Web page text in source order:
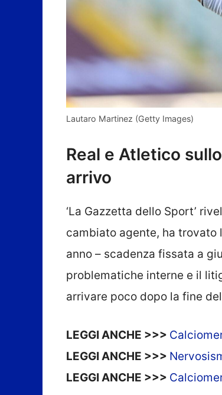
Lautaro Martinez (Getty Images)
Real e Atletico
arrivo
‘La Gazzetta dello Sport’
cambiato agente, ha trovato
anno – scadenza fissata a
problematiche interne e il
arrivare poco dopo la fine
LEGGI ANCHE >>>
LEGGI ANCHE >>>
LEGGI ANCHE >>>